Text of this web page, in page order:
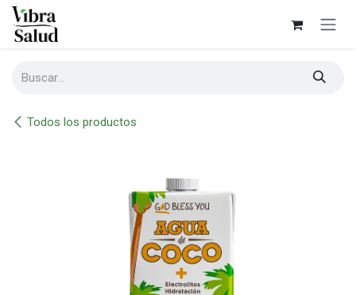
Ir al contenido
Todos los productos